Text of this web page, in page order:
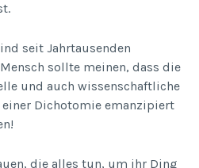
seit Jahrtausenden
sollte meinen, dass die
und auch wissenschaftliche
Dichotomie emanzipiert
die alles tun, um ihr Ding